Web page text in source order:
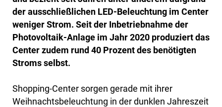
der ausschließlichen LED-Beleuchtung im Center
weniger Strom. Seit der Inbetriebnahme der
Photovoltaik-Anlage im Jahr 2020 produziert das
Center zudem rund 40 Prozent des benötigten
Stroms selbst.
Shopping-Center sorgen gerade mit ihrer
Weihnachtsbeleuchtung in der dunklen Jahreszeit